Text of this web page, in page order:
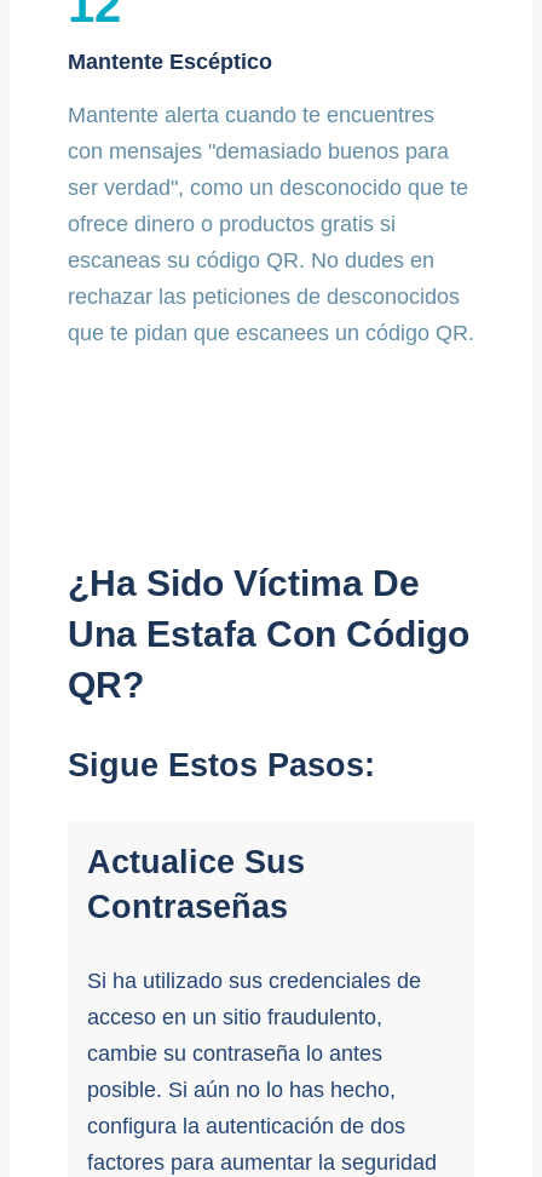
Mantente Escéptico
Mantente alerta cuando te encuentres
con mensajes "demasiado buenos para
ser verdad", como un desconocido que te
ofrece dinero o productos gratis si
escaneas su código QR. No dudes en
rechazar las peticiones de desconocidos
que te pidan que escanees un código QR.
¿Ha Sido Víctima De
Una Estafa Con Código
QR?
Sigue Estos Pasos:
Actualice Sus
Contraseñas
Si ha utilizado sus credenciales de
acceso en un sitio fraudulento,
cambie su contraseña lo antes
posible. Si aún no lo has hecho,
configura la autenticación de dos
factores para aumentar la seguridad